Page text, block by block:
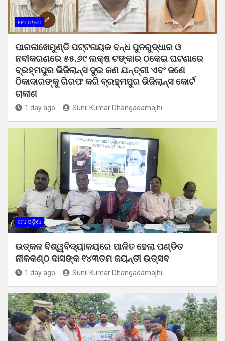
ମୋ ଓଡ଼ିଶା
ପାରଳାଖେମୁଣ୍ଡି ପଟ୍ଟନାୟକ ବନ୍ଧ ପୁନରୁଦ୍ଧାର ଓ
ନବୀକରଣରେ ୫୫.୬୯ ଲକ୍ଷ ଟଙ୍କାର ଠକେଇ ଘଟଣାରେ
ବ୍ରହ୍ମପୁର ଭିଜିଲାନ୍ସ ଦୁଇ ଜଣ ଯନ୍ତ୍ରୀ ଏବଂ ଜଣେ
ଠିକାଦାରଙ୍କୁ ଗିରଫ କରି ବ୍ରହ୍ମପୁର ଭିଜିଲାନ୍ସ କୋର୍ଟ
ଚାଲାଣ
1 day ago Sunil Kumar Dhangadamajhi
ମୋ ଓଡ଼ିଶା
ଉତ୍କଳ ବିଶ୍ୱବିଦ୍ୟାଳୟରେ ପାଳିତ ହେଲା ପଣ୍ଡିତ
ନୀଳକଣ୍ଠ ଦାସଙ୍କ ୧୪୩ତମ ଜୟନ୍ତୀ ଉତ୍ସବ
1 day ago Sunil Kumar Dhangadamajhi